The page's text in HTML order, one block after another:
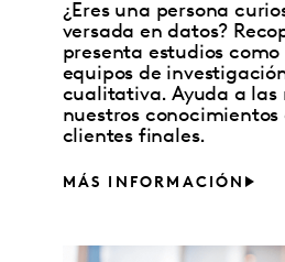
¿Eres una persona
versada en datos?
presenta estudios
equipos de
cualitativa. Ayuda a las
nuestros
clientes finales.
MÁS INFORMACIÓN